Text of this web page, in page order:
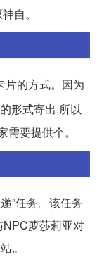
自。
片的方式。因为
形式寄出,所以
要提供个。
”任务。该任务
NPC萝莎莉亚对
,。